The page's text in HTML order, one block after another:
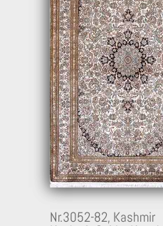
Nr.3052-82, Kashmir